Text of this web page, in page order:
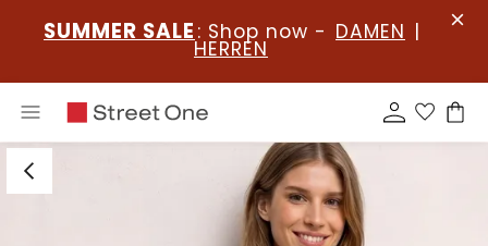
SUMMER SALE : Shop now - DAMEN |
HERREN